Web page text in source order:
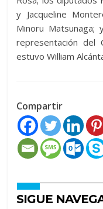
y Jacqueline
Minoru Matsunaga;
representación del
estuvo William
Compartir
SIGUE